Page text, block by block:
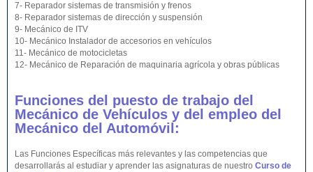
7- Reparador sistemas de transmisión y frenos
8- Reparador sistemas de dirección y suspensión
9- Mecánico de ITV
10- Mecánico Instalador de accesorios en vehículos
11- Mecánico de motocicletas
12- Mecánico de Reparación de maquinaria agrícola y obras públicas
Funciones del puesto de trabajo del
Mecánico de Vehículos y del empleo del
Mecánico del Automóvil:
Las Funciones Específicas más relevantes y las competencias que
desarrollarás al estudiar y aprender las asignaturas de nuestro Curso de